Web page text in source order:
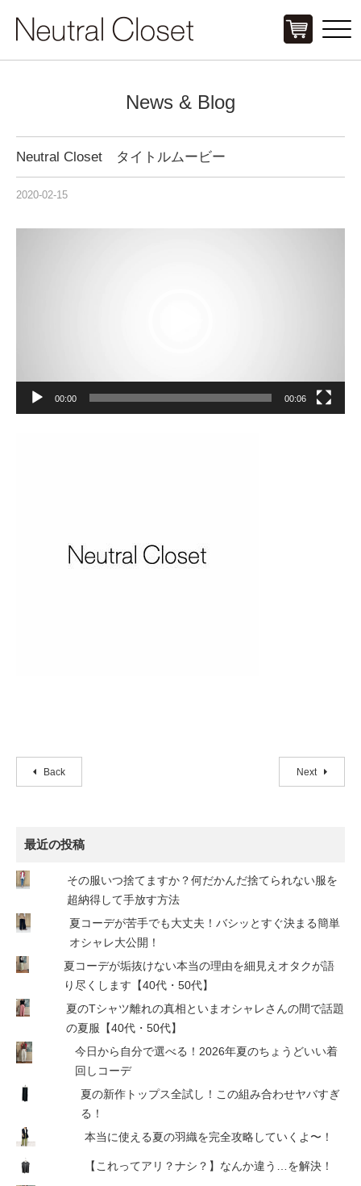
Click
News & Blog
Neutral Closet タイトルムービー
2020-02-15
00:00 00:06
Back Next
最近の投稿
その服いつ捨てますか？何だかんだ捨てられない服を
超納得して手放す方法
夏コーデが苦手でも大丈夫！バシッとすぐ決まる簡単
オシャレ大公開！
夏コーデが垢抜けない本当の理由を細見えオタクが語
り尽くします【40代・50代】
夏のTシャツ離れの真相といまオシャレさんの間で話題
の夏服【40代・50代】
今日から自分で選べる！2026年夏のちょうどいい着
回しコーデ
夏の新作トップス全試し！この組み合わせヤバすぎ
る！
本当に使える夏の羽織を完全攻略していくよ〜！
【これってアリ？ナシ？】なんか違う…を解決！